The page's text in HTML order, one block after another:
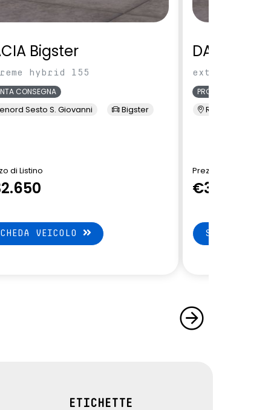
Bigster
hybrid 155
CONSEGNA
Sesto S. Giovanni Bigster
di Listino
VEICOLO
DACIA
extreme
PRONTA CONSEGNA
Renord Sesto S.
Prezzo di Listino
€33.500
SCHEDA
ETICHETTE